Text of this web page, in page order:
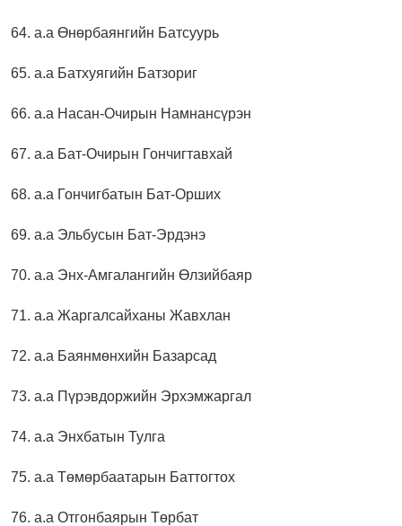
64. а.а Өнөрбаянгийн Батсуурь
65. а.а Батхуягийн Батзориг
66. а.а Насан-Очирын Намнансүрэн
67. а.а Бат-Очирын Гончигтавхай
68. а.а Гончигбатын Бат-Орших
69. а.а Эльбусын Бат-Эрдэнэ
70. а.а Энх-Амгалангийн Өлзийбаяр
71. а.а Жаргалсайханы Жавхлан
72. а.а Баянмөнхийн Базарсад
73. а.а Пүрэвдоржийн Эрхэмжаргал
74. а.а Энхбатын Тулга
75. а.а Төмөрбаатарын Баттогтох
76. а.а Отгонбаярын Төрбат